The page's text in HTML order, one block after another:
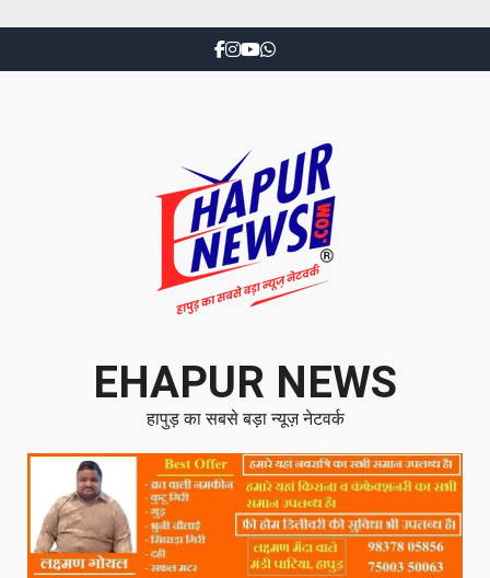
EHAPUR NEWS
हापुड़ का सबसे बड़ा न्यूज़ नेटवर्क